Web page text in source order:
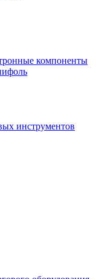
компоненты
инструментов